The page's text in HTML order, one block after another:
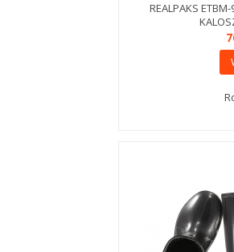
REALPAKS